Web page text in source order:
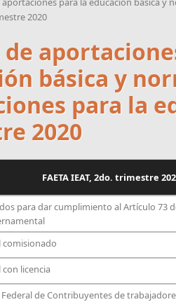
2020
de
básica y
para la
2020
FAETA IEAT, 2do. trimestre
para dar cumplimiento al Artículo 73
comisionado
licencia
de Contribuyentes de